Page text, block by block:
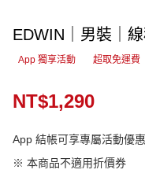
EDWIN｜男裝｜
App 獨享活動 超取免運費
NT$1,290
App 結帳可享專屬活動優
※ 本商品不適用折價券